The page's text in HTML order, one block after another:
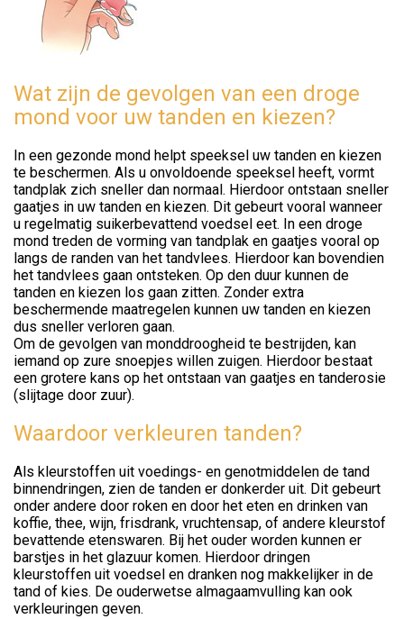
Wat zijn de gevolgen van een droge
mond voor uw tanden en kiezen?
In een gezonde mond helpt speeksel uw tanden en kiezen
te beschermen. Als u onvoldoende speeksel heeft, vormt
tandplak zich sneller dan normaal. Hierdoor ontstaan sneller
gaatjes in uw tanden en kiezen. Dit gebeurt vooral wanneer
u regelmatig suikerbevattend voedsel eet. In een droge
mond treden de vorming van tandplak en gaatjes vooral op
langs de randen van het tandvlees. Hierdoor kan bovendien
het tandvlees gaan ontsteken. Op den duur kunnen de
tanden en kiezen los gaan zitten. Zonder extra
beschermende maatregelen kunnen uw tanden en kiezen
dus sneller verloren gaan.
Om de gevolgen van monddroogheid te bestrijden, kan
iemand op zure snoepjes willen zuigen. Hierdoor bestaat
een grotere kans op het ontstaan van gaatjes en tanderosie
(slijtage door zuur).
Waardoor verkleuren tanden?
Als kleurstoffen uit voedings- en genotmiddelen de tand
binnendringen, zien de tanden er donkerder uit. Dit gebeurt
onder andere door roken en door het eten en drinken van
koffie, thee, wijn, frisdrank, vruchtensap, of andere kleurstof
bevattende etenswaren. Bij het ouder worden kunnen er
barstjes in het glazuur komen. Hierdoor dringen
kleurstoffen uit voedsel en dranken nog makkelijker in de
tand of kies. De ouderwetse almagaamvulling kan ook
verkleuringen geven.